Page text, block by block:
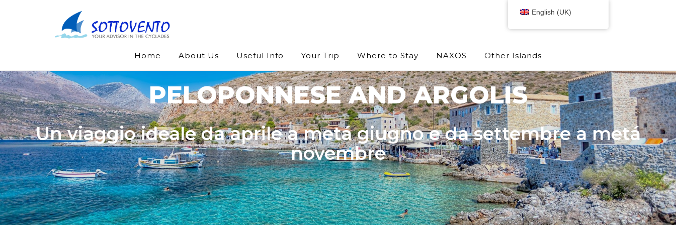
Home About Us Useful Info Your Trip Where to Stay NAXOS Other Islands
PELOPONNESE AND ARGOLIS
Un viaggio ideale da aprile a metá giugno e da settembre a metá
novembre
English (UK)